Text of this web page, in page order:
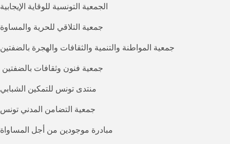
الجمعية التونسية للوقاية الإيجابية
جمعية التلاقي للحرية والمساوة
جمعية المواطنة والتنمية والثقافات والهجرة بالضفتين
منتدى تونس للتمكين الشبابي
جمعية التضامن المدني تونس
مبادرة موجودين من أجل المساواة